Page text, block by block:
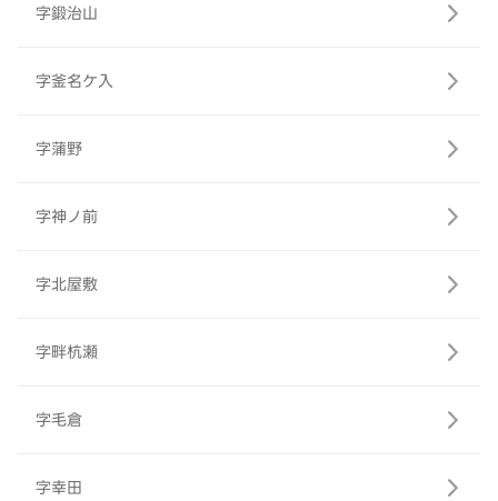
字鍛治山
字釜名ケ入
字蒲野
字神ノ前
字北屋敷
字畔杭瀬
字毛倉
字幸田